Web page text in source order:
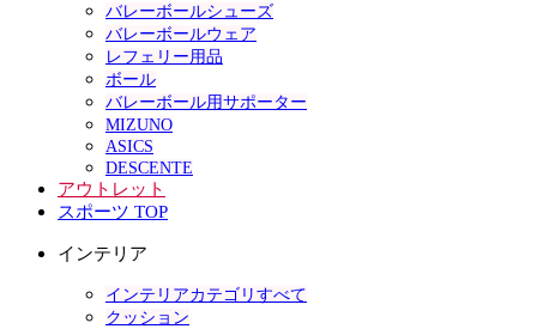
バレーボールシューズ
バレーボールウェア
レフェリー用品
ボール
バレーボール用サポーター
MIZUNO
ASICS
DESCENTE
アウトレット
スポーツ TOP
インテリア
インテリアカテゴリすべて
クッション